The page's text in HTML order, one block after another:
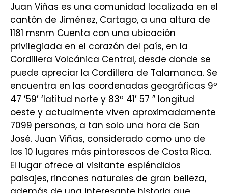
Juan Viñas es una comunidad localizada en el
cantón de Jiménez, Cartago, a una altura de
1181 msnm Cuenta con una ubicación
privilegiada en el corazón del país, en la
Cordillera Volcánica Central, desde donde se
puede apreciar la Cordillera de Talamanca. Se
encuentra en las coordenadas geográficas 9º
47 ’59’ ‘latitud norte y 83º 41’ 57 ” longitud
oeste y actualmente viven aproximadamente
7099 personas, a tan solo una hora de San
José. Juan Viñas, considerado como uno de
los 10 lugares más pintorescos de Costa Rica.
El lugar ofrece al visitante espléndidos
paisajes, rincones naturales de gran belleza,